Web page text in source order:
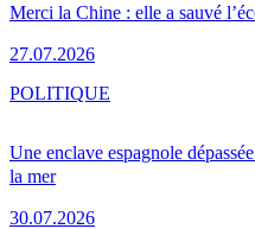
Merci la Chine : elle a sauvé
27.07.2026
Une enclave espagnole
la mer
30.07.2026
POLITIQUE